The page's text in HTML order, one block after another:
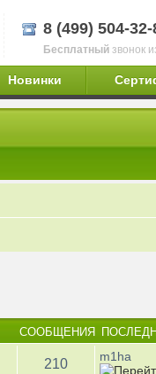
8 (499) 504-32-
Бесплатный звонок
Новинки
СООБЩЕНИЯ
210
m1ha